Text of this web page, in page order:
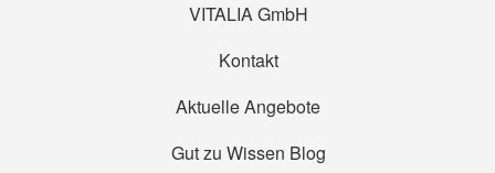
VITALIA GmbH
Kontakt
Aktuelle Angebote
Gut zu Wissen Blog